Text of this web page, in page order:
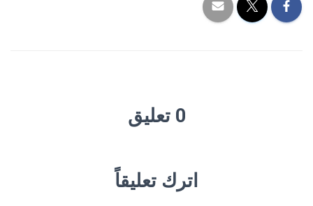
0 تعليق
اترك تعليقاً